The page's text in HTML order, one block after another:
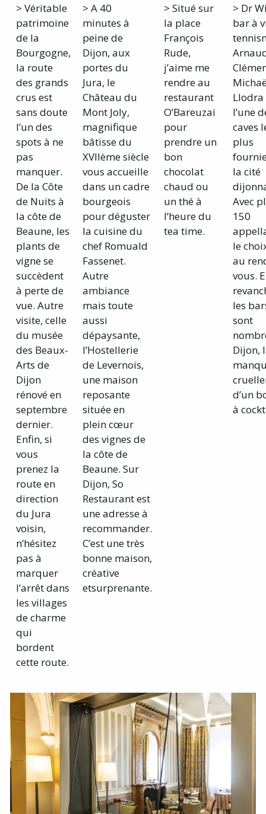
> Véritable
patrimoine
de la
Bourgogne,
la route
des grands
crus est
sans doute
l’un des
spots à ne
pas
manquer.
De la Côte
de Nuits à
la côte de
Beaune, les
plants de
vigne se
succèdent
à perte de
vue. Autre
visite, celle
du musée
des Beaux-
Arts de
Dijon
rénové en
septembre
dernier.
Enfin, si
vous
prenez la
route en
direction
du Jura
voisin,
n’hésitez
pas à
marquer
l’arrêt dans
les villages
de charme
qui
bordent
cette route.
> A 40
minutes à
peine de
Dijon, aux
portes du
Jura, le
Château du
Mont Joly,
magnifique
bâtisse du
XVIIème siècle
vous accueille
dans un cadre
bourgeois
pour déguster
la cuisine du
chef Romuald
Fassenet.
Autre
ambiance
mais toute
aussi
dépaysante,
l’Hostellerie
de Levernois,
une maison
reposante
située en
plein cœur
des vignes de
la côte de
Beaune. Sur
Dijon, So
Restaurant est
une adresse à
recommander.
C’est une très
bonne maison,
créative
etsurprenante.
> Situé sur
la place
François
Rude,
j’aime me
rendre au
restaurant
O’Bareuzai
pour
prendre un
bon
chocolat
chaud ou
un thé à
l’heure du
tea time.
> Dr
bar à
Llodra
l’une
caves
plus
la cité
Avec
150
le
au
vous.
les
sont
Dijon,
d’un
à